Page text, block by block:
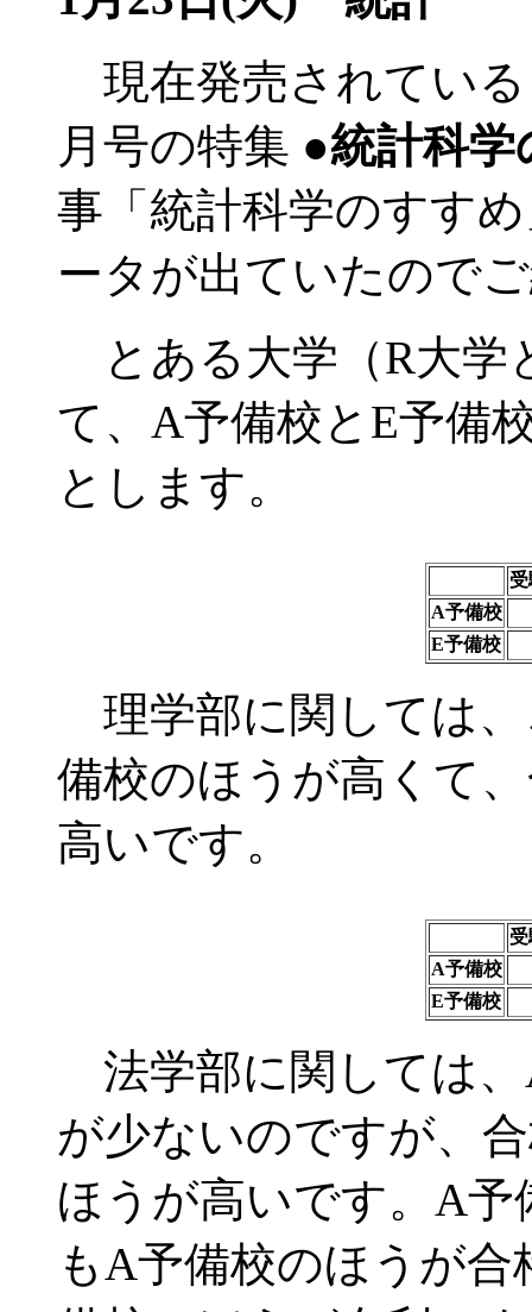
現在発売されている
月号の特集 ●統計科
事「統計科学のすす
ータが出ていたので
とある大学（R大学
て、A予備校とE予備
とします。
A予備校
E予備校
理学部に関しては
備校のほうが高くて
高いです。
A予備校
E予備校
法学部に関しては
が少ないのですが、
ほうが高いです。A予
もA予備校のほうが